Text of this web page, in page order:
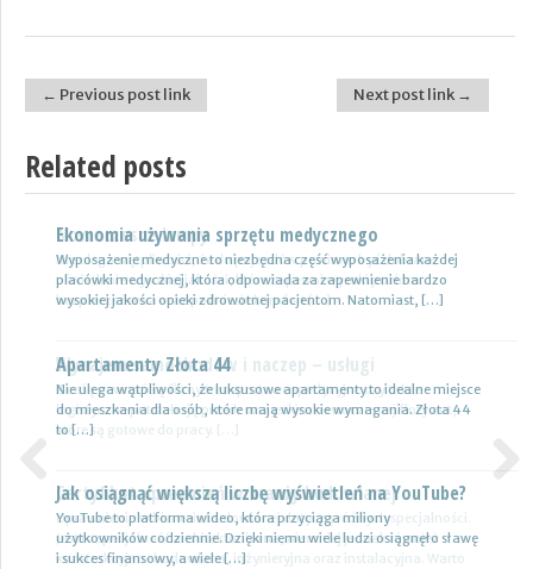
Post navigation
← Previous post link Next post link →
Related posts
Ekonomia używania sprzętu medycznego
Wyposażenie medyczne to niezbędna część wyposażenia każdej
placówki medycznej, która odpowiada za zapewnienie bardzo
wysokiej jakości opieki zdrowotnej pacjentom. Natomiast, […]
Apartamenty Złota 44
Nie ulega wątpliwości, że luksusowe apartamenty to idealne miejsce
do mieszkania dla osób, które mają wysokie wymagania. Złota 44
to […]
Jak osiągnąć większą liczbę wyświetleń na YouTube?
YouTube to platforma wideo, która przyciąga miliony
użytkowników codziennie. Dzięki niemu wiele ludzi osiągnęło sławę
i sukces finansowy, a wiele […]
Nowoczesne lampy
Nie ulega wątpliwości, że do pojazdów powinno być dobrane
oświetlenie wysokiej jakości, które zapewni wysoki poziom
bezpieczeństwa oraz podniesie komfort […]
Wynajem samochodów i naczep – usługi
Z całą pewnością firmy transportowe spedycyjne czy także
logistyczne potrzebują przede wszystkim nowoczesnej floty aut,
które są gotowe do pracy. […]
Certyfikat uprawnień w branży budowlanej
Uprawnienia w biznesie budowlanej dotyczą różnych specjalności.
Jest to specjalność architektoniczna, niemniej jednak również
konstrukcyjno-budowlana, inżynieryjna oraz instalacyjna. Warto
Previous